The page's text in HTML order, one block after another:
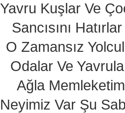
Yavru Kuşlar Ve
Sancısını Hatırlar
O Zamansız
Odalar Ve
Ağla
Neyimiz Var Şu